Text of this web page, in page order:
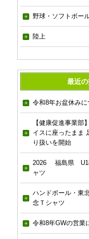
野球・ソフトボー
陸上
最近
令和8年お盆休みに
【健康促進事業部
イスに座ったまま
り扱いを開始
2026 福島県
ャツ
ハンドボール・東
念Ｔシャツ
令和8年GWの営業